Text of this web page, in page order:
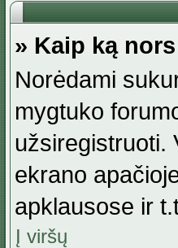
» Kaip ką
Norėdami
mygtuko
užsiregistruoti.
ekrano
apklausose ir
Į viršų